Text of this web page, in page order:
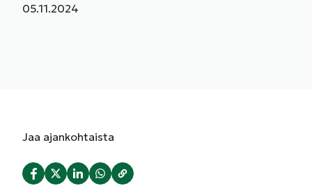
Julkaistu:
05.11.2024
Jaa ajankohtaista